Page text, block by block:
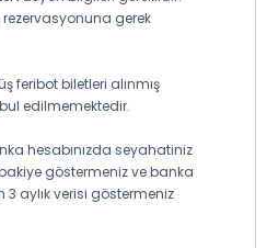
gerek
feribot biletleri alınmış
edilmemektedir.
hesabınızda seyahatiniz
göstermeniz ve banka
aylık verisi göstermeniz